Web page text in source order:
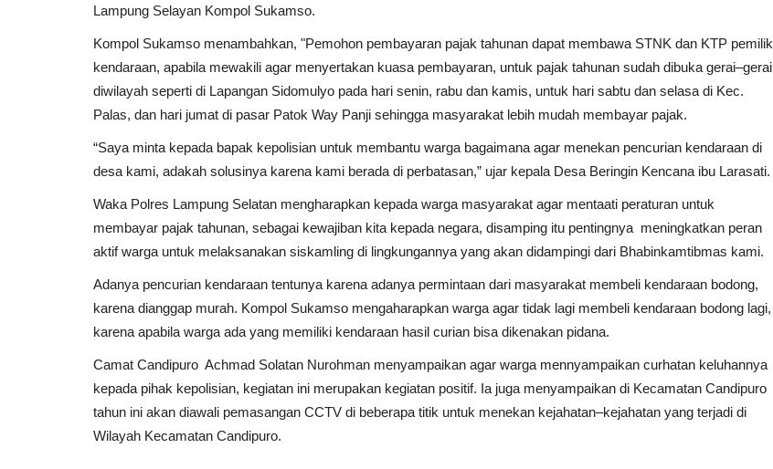
Lampung Selayan Kompol Sukamso.
Kompol Sukamso menambahkan, "Pemohon pembayaran pajak tahunan dapat membawa STNK dan KTP pemilik
kendaraan, apabila mewakili agar menyertakan kuasa pembayaran, untuk pajak tahunan sudah dibuka gerai–gerai
diwilayah seperti di Lapangan Sidomulyo pada hari senin, rabu dan kamis, untuk hari sabtu dan selasa di Kec.
Palas, dan hari jumat di pasar Patok Way Panji sehingga masyarakat lebih mudah membayar pajak.
“Saya minta kepada bapak kepolisian untuk membantu warga bagaimana agar menekan pencurian kendaraan di
desa kami, adakah solusinya karena kami berada di perbatasan,” ujar kepala Desa Beringin Kencana ibu Larasati.
Waka Polres Lampung Selatan mengharapkan kepada warga masyarakat agar mentaati peraturan untuk
membayar pajak tahunan, sebagai kewajiban kita kepada negara, disamping itu pentingnya meningkatkan peran
aktif warga untuk melaksanakan siskamling di lingkungannya yang akan didampingi dari Bhabinkamtibmas kami.
Adanya pencurian kendaraan tentunya karena adanya permintaan dari masyarakat membeli kendaraan bodong,
karena dianggap murah. Kompol Sukamso mengaharapkan warga agar tidak lagi membeli kendaraan bodong lagi,
karena apabila warga ada yang memiliki kendaraan hasil curian bisa dikenakan pidana.
Camat Candipuro Achmad Solatan Nurohman menyampaikan agar warga mennyampaikan curhatan keluhannya
kepada pihak kepolisian, kegiatan ini merupakan kegiatan positif. Ia juga menyampaikan di Kecamatan Candipuro
tahun ini akan diawali pemasangan CCTV di beberapa titik untuk menekan kejahatan–kejahatan yang terjadi di
Wilayah Kecamatan Candipuro.